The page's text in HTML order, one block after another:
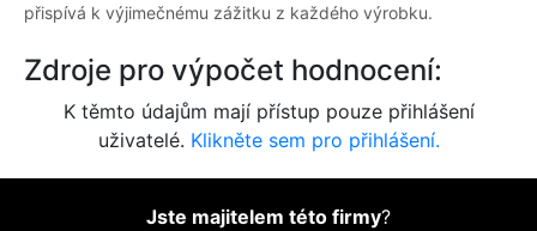
přispívá k výjimečnému zážitku z každého výrobku.
Zdroje pro výpočet hodnocení:
K těmto údajům mají přístup pouze přihlášení
uživatelé. Klikněte sem pro přihlášení.
Jste majitelem této firmy?